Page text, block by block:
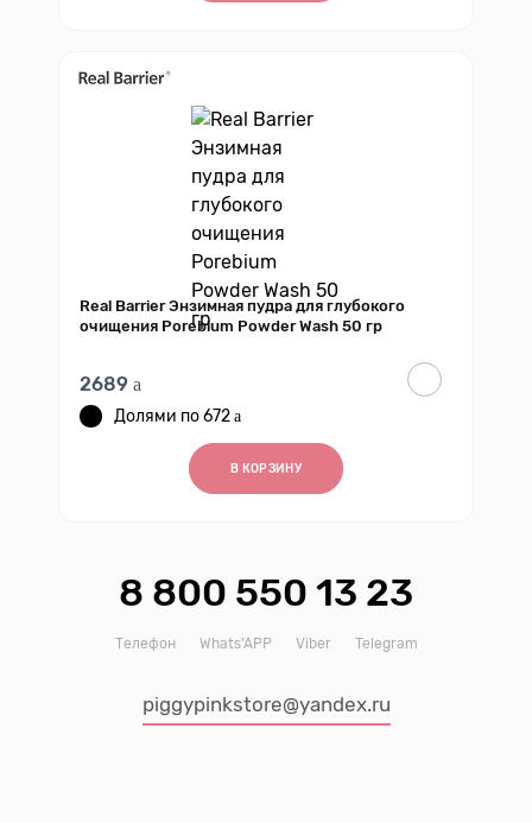
Real Barrier Энзимная пудра для глубокого
очищения Porebium Powder Wash 50 гр
2689
672
В КОРЗИНУ
8 800 550 13 23
Телефон Whats’APP Viber Telegram
piggypinkstore@yandex.ru